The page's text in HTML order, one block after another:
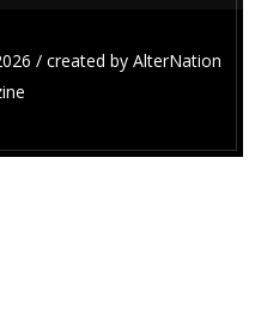
/ created by AlterNation